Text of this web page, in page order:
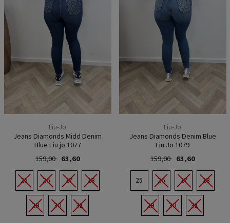
Liu-Jo
Jeans Diamonds Midd Denim
Blue Liu jo 1077
159,00 63,60
25 26 27 28
29 30 31
Liu-Jo
Jeans Diamonds Denim Blue
Liu Jo 1079
159,00 63,60
25 26 27 28
29 30 31